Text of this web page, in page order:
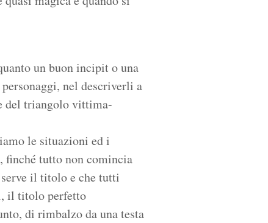
un buon incipit o una
nel descriverli a
del triangolo vittima-
le situazioni ed i
finché tutto non comincia
il titolo e che tutti
il titolo perfetto
di rimbalzo da una testa